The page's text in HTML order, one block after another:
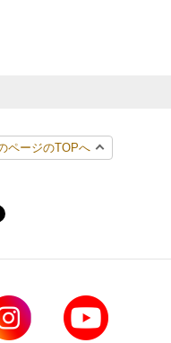
限定）
ページのTOPへ